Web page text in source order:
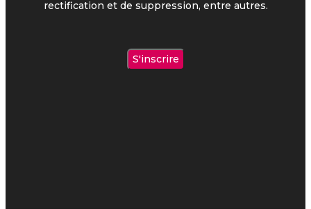
rectification et de suppression, entre autres.